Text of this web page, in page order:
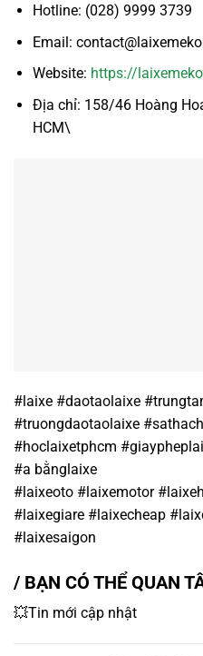
Hotline: (028) 9999 3739
Email:
Website: https://
Địa chỉ: 158/46 Hoàng
HCM\
#laixe #daotaolaixe
#truongdaotaolaixe
#hoclaixetphcm
#a bằnglaixe
#laixeoto #laixemotor
#laixegiare #laixecheap
#laixesaigon
/ BẠN CÓ THỂ QUAN
💥Tin mới cập nhật